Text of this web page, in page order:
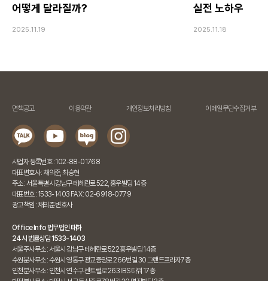
어떻게 달라질까?
2025.11.19
실전 노하우
2025.11.18
면책공고 이용약관 개인정보처리방침 이메일무단수집거부
사업자 등록번호 : 102-88-01768
대표변호사 : 채의준, 최승현
주소 : 서울특별시 강남구 테헤란로 522, 홍우빌딩 14층
대표번호 : 1533-1403 FAX : 02-6918-0779
광고책임 : 채의준 변호사
Office Info 법무법인 태하
24시 법률상담 1533-1403
서울주사무소 : 서울시 강남구 테헤란로 522 홍우빌딩 14층
수원분사무소 : 수원시 영통구 광교중앙로 266번길 30 그랜드프라자7층
인천분사무소 : 인천시 연수구 센트럴로 263 IBS타워 17층